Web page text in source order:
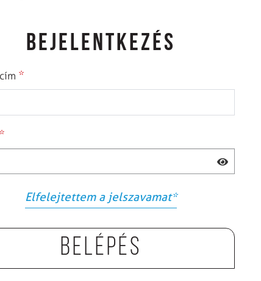
BEJELENTKEZÉS
*
*
Elfelejtettem a jelszavamat*
Belépés